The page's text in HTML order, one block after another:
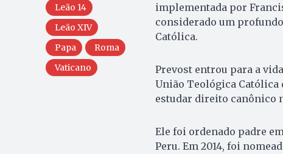
Leão 14
Leão XIV
Papa
Roma
Vaticano
implementada por
considerado um
Católica.
Prevost entrou para a
União Teológica Católica
estudar direito canônico
Ele foi ordenado padre
Peru. Em 2014, foi